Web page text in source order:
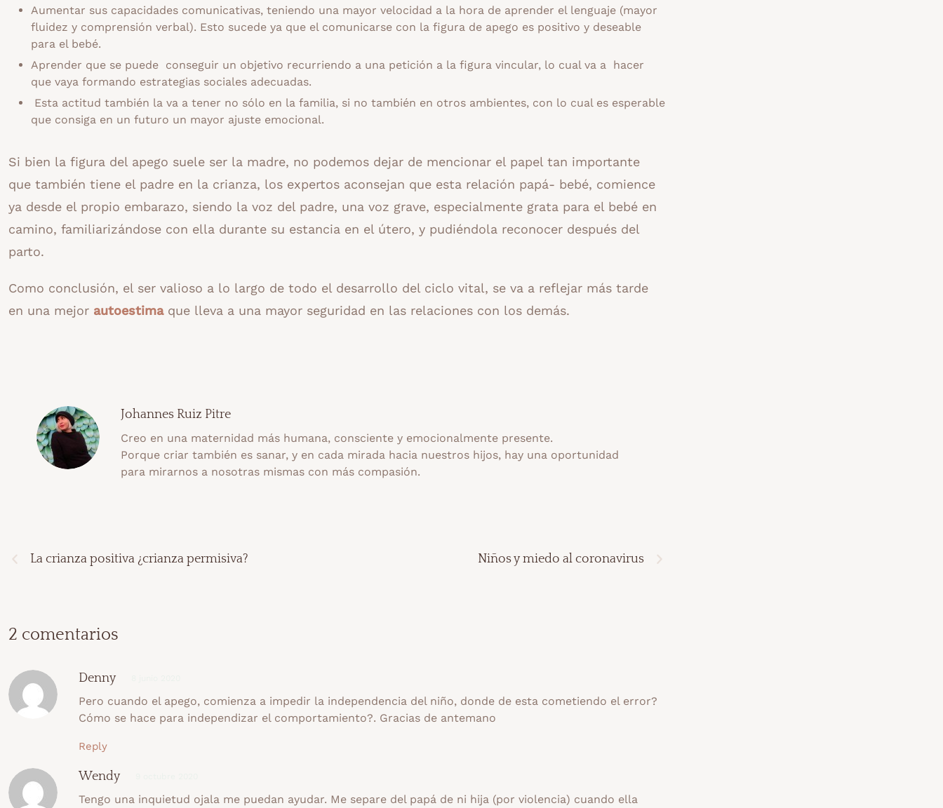
Aumentar sus capacidades comunicativas, teniendo una mayor velocidad a la hora de aprender el lenguaje (mayor
fluidez y comprensión verbal). Esto sucede ya que el comunicarse con la figura de apego es positivo y deseable
para el bebé.
Aprender que se puede conseguir un objetivo recurriendo a una petición a la figura vincular, lo cual va a hacer
que vaya formando estrategias sociales adecuadas.
Esta actitud también la va a tener no sólo en la familia, si no también en otros ambientes, con lo cual es esperable
que consiga en un futuro un mayor ajuste emocional.
Si bien la figura del apego suele ser la madre, no podemos dejar de mencionar el papel tan importante
que también tiene el padre en la crianza, los expertos aconsejan que esta relación papá- bebé, comience
ya desde el propio embarazo, siendo la voz del padre, una voz grave, especialmente grata para el bebé en
camino, familiarizándose con ella durante su estancia en el útero, y pudiéndola reconocer después del
parto.
Como conclusión, el ser valioso a lo largo de todo el desarrollo del ciclo vital, se va a reflejar más tarde
en una mejor autoestimaque lleva a una mayor seguridad en las relaciones con los demás.
Johannes Ruiz Pitre
Creo en una maternidad más humana, consciente y emocionalmente presente.
Porque criar también es sanar, y en cada mirada hacia nuestros hijos, hay una oportunidad
para mirarnos a nosotras mismas con más compasión.
La crianza positiva ¿crianza permisiva? Niños y miedo al coronavirus
2 comentarios
Denny
Pero cuando el apego, comienza a impedir la independencia del niño, donde de esta cometiendo el error?
Cómo se hace para independizar el comportamiento?. Gracias de antemano
Reply
Wendy
Tengo una inquietud ojala me puedan ayudar. Me separe del papá de ni hija (por violencia) cuando ella